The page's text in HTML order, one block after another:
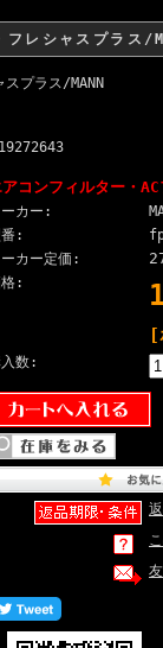
フレシャスプラ
プラス/MANN
アコンフィルター・
ーカー:
:
ーカー定価:
:
[
数: